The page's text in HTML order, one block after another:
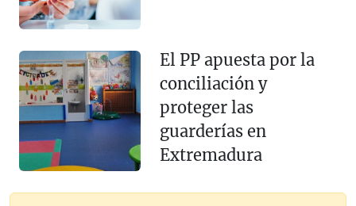
El PP apuesta por la
conciliación y
proteger las
guarderías en
Extremadura